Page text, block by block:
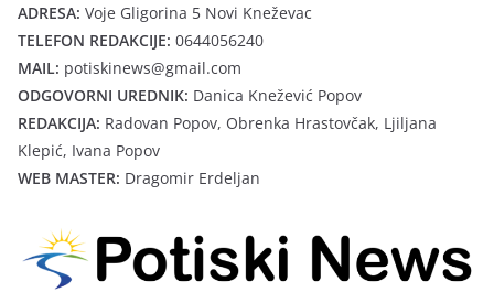
ADRESA: Voje Gligorina 5 Novi Kneževac
TELEFON REDAKCIJE: 0644056240
MAIL: potiskinews@gmail.com
ODGOVORNI UREDNIK: Danica Knežević Popov
REDAKCIJA: Radovan Popov, Obrenka Hrastovčak, Ljiljana
Klepić, Ivana Popov
WEB MASTER: Dragomir Erdeljan